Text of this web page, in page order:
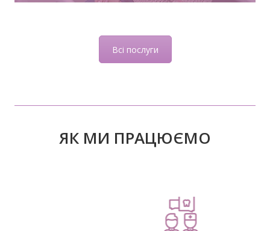
Всі послуги
ЯК МИ ПРАЦЮЄМО